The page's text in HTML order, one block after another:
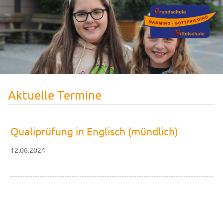
Aktuelle Termine
Qualiprüfung in Englisch (mündlich)
12.06.2024